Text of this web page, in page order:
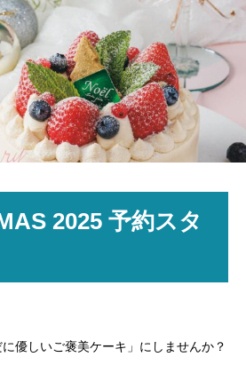
2025 予約スタ
に優しいご褒美ケーキ」にしませんか？